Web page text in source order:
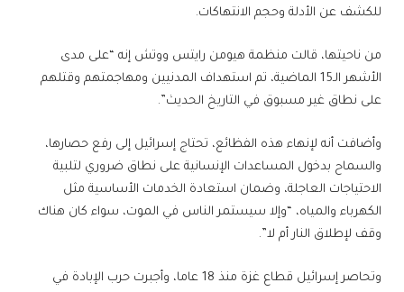
للكشف عن الأدلة وحجم الانتهاكات.
من ناحيتها، قالت منظمة هيومن رايتس ووتش إنه “على مدى
الأشهر الـ15 الماضية، تم استهداف المدنيين ومهاجمتهم وقتلهم
على نطاق غير مسبوق في التاريخ الحديث”.
وأضافت أنه لإنهاء هذه الفظائع، تحتاج إسرائيل إلى رفع حصارها،
والسماح بدخول المساعدات الإنسانية على نطاق ضروري لتلبية
الاحتياجات العاجلة، وضمان استعادة الخدمات الأساسية مثل
الكهرباء والمياه، “وإلا سيستمر الناس في الموت، سواء كان هناك
وقف لإطلاق النار أم لا”.
وتحاصر إسرائيل قطاع غزة منذ 18 عاما، وأجبرت حرب الإبادة في